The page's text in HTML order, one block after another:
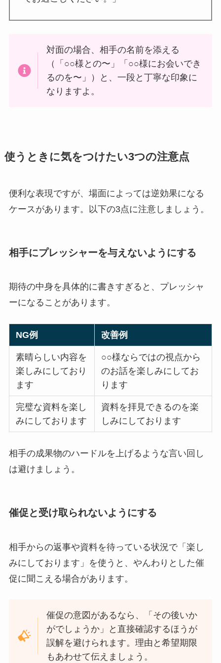
対面の場合、相手の名前を添える
（「○○様との〜」「○○様にお会いでき
るのを〜」）と、一段と丁寧な印象に
なりますよ。
使うときに気をつけたい3つの注意点
便利な表現ですが、場面によっては逆効果になる
ケースがあります。以下の3点に注意しましょう。
相手にプレッシャーを与えないようにする
期待の中身を具体的に書きすぎると、プレッシャ
ーになることがあります。
NG例 改善例
素晴らしい内容を
楽しみにしており
ます
○○様ならではの視点から
のお話を楽しみにしてお
ります
完璧な資料を楽し
みにしております
資料を拝見できるのを楽
しみにしております
相手の成果物のハードルを上げるような言い回し
は避けましょう。
催促と受け取られないようにする
相手からの返事や資料を待っている状況で「楽し
みにしております」を使うと、やんわりとした催
促に聞こえる場合があります。
催促の意図があるなら、「その後いか
がでしょうか」と直接確認するほうが
誤解を避けられます。理由と希望期限
もあわせて伝えましょう。